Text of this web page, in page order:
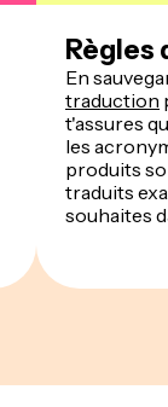
Règles
En
traduction
t'assures
les
produits
traduits
souhaites